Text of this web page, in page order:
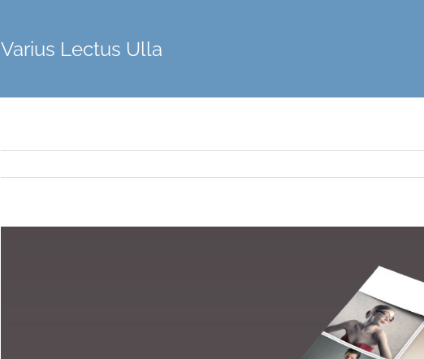
Varius Lectus Ulla